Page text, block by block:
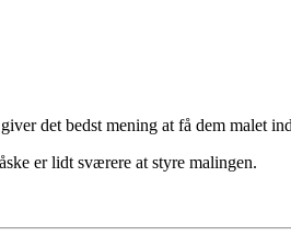
det bedst mening at få dem malet
er lidt sværere at styre malingen.